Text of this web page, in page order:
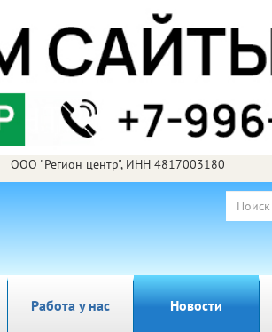
ООО "Регион центр", ИНН 4817003180
Работа у нас Новости